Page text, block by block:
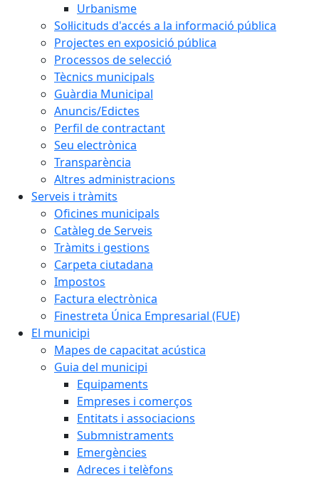
Urbanisme
Sol·licituds d'accés a la informació pública
Projectes en exposició pública
Processos de selecció
Tècnics municipals
Guàrdia Municipal
Anuncis/Edictes
Perfil de contractant
Seu electrònica
Transparència
Altres administracions
Serveis i tràmits
Oficines municipals
Catàleg de Serveis
Tràmits i gestions
Carpeta ciutadana
Impostos
Factura electrònica
Finestreta Única Empresarial (FUE)
El municipi
Mapes de capacitat acústica
Guia del municipi
Equipaments
Empreses i comerços
Entitats i associacions
Submnistraments
Emergències
Adreces i telèfons